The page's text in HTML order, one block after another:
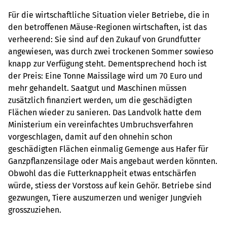
Für die wirtschaftliche Situation vieler Betriebe, die in
den betroffenen Mäuse-Regionen wirtschaften, ist das
verheerend: Sie sind auf den Zukauf von Grundfutter
angewiesen, was durch zwei trockenen Sommer sowieso
knapp zur Verfügung steht. Dementsprechend hoch ist
der Preis: Eine Tonne Maissilage wird um 70 Euro und
mehr gehandelt. Saatgut und Maschinen müssen
zusätzlich finanziert werden, um die geschädigten
Flächen wieder zu sanieren. Das Landvolk hatte dem
Ministerium ein vereinfachtes Umbruchsverfahren
vorgeschlagen, damit auf den ohnehin schon
geschädigten Flächen einmalig Gemenge aus Hafer für
Ganzpflanzensilage oder Mais angebaut werden könnten.
Obwohl das die Futterknappheit etwas entschärfen
würde, stiess der Vorstoss auf kein Gehör. Betriebe sind
gezwungen, Tiere auszumerzen und weniger Jungvieh
grosszuziehen.